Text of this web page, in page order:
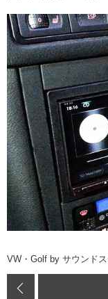
スクープ
VW・Golf by サウンド